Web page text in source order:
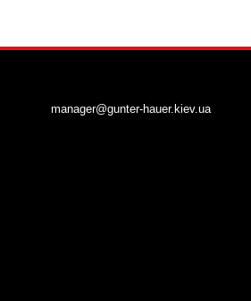
manager@gunter-hauer.kiev.ua